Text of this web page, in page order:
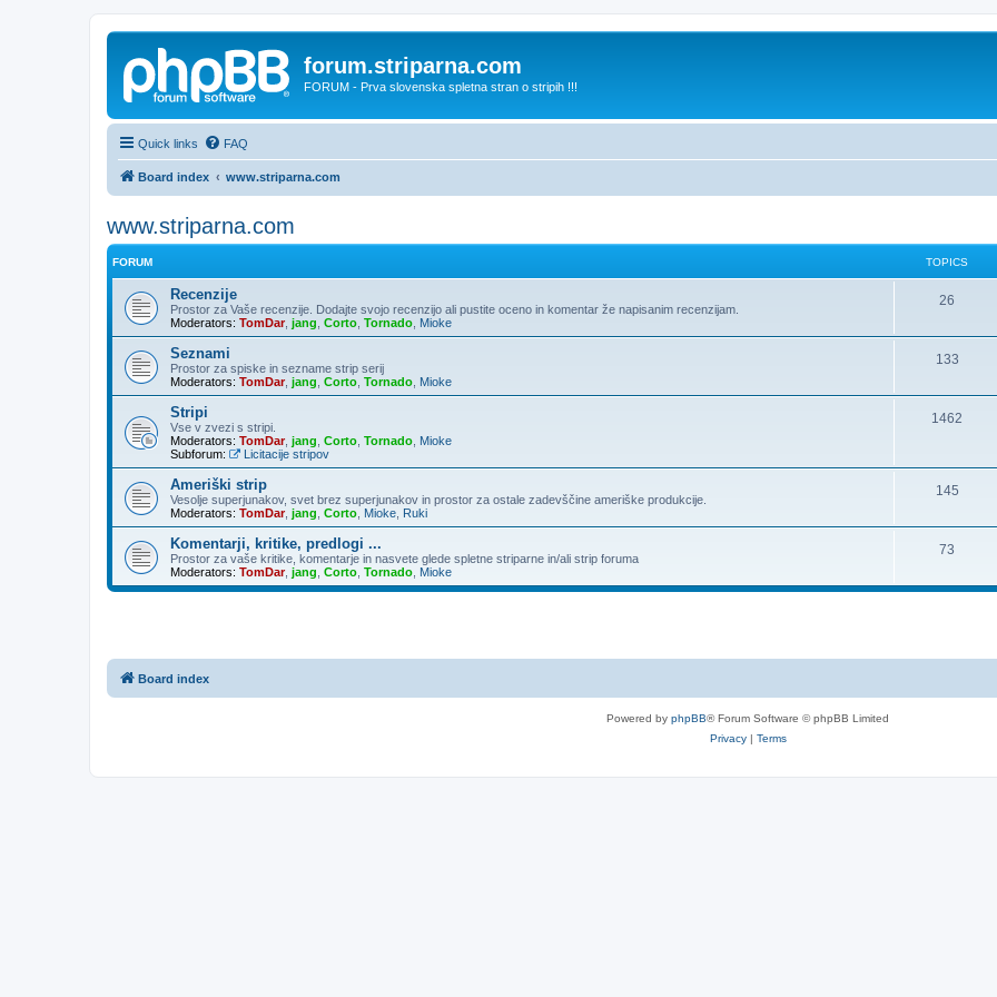
forum.striparna.com
FORUM - Prva slovenska spletna stran o stripih !!!
Quick links FAQ
Board index www.striparna.com
www.striparna.com
FORUM TOPICS
Recenzije
Prostor za Vaše recenzije. Dodajte svojo recenzijo ali pustite oceno in komentar že napisanim recenzijam.
Moderators: TomDar, jang Corto Tornado Mioke
26
Seznami
Prostor za spiske in sezname strip serij
Moderators: TomDar, jang Corto Tornado Mioke
133
Stripi
Vse v zvezi s stripi.
Moderators: TomDar, jang Corto Tornado Mioke
Subforum:
Licitacije stripov
1462
Ameriški strip
Vesolje superjunakov, svet brez superjunakov in prostor za ostale zadevščine ameriške produkcije.
Moderators: TomDar, jang Corto Mioke Ruki
145
Komentarji, kritike, predlogi ...
Prostor za vaše kritike, komentarje in nasvete glede spletne striparne in/ali strip foruma
Moderators: TomDar, jang Corto Tornado Mioke
73
Board index
Powered by phpBB® Forum Software © phpBB Limited
Privacy| Terms